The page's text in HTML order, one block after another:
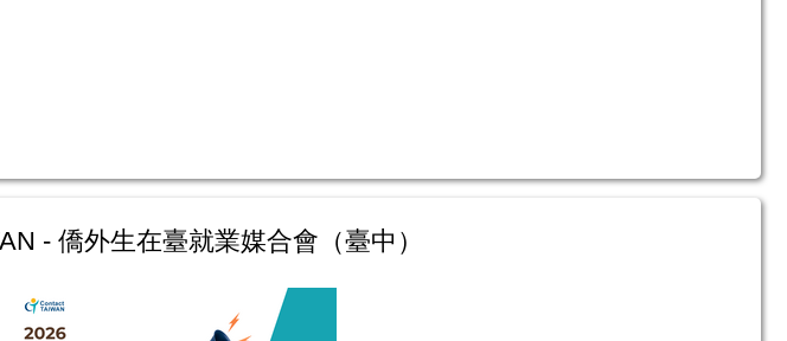
- 僑外生在臺就業媒合會（臺中）